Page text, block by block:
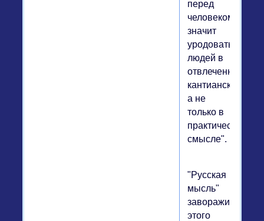
перед
человеком,
значит
уродовать
людей в
отвлеченном,
кантианском,
а не
только в
практическом
смысле".
"Русская
мысль"
завораживает
этого